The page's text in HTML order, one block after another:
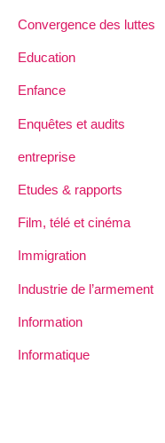
Convergence des luttes
Education
Enfance
Enquêtes et audits
entreprise
Etudes & rapports
Film, télé et cinéma
Immigration
Industrie de l’armement
Information
Informatique